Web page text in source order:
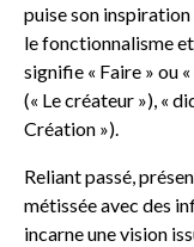
puise son inspiration
le fonctionnalisme
signifie « Faire » ou
(« Le créateur »), «
Création »).
Reliant passé,
métissée avec des
incarne une vision